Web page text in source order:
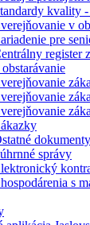
kvality
v
pre
register
dokumenty
správy
s